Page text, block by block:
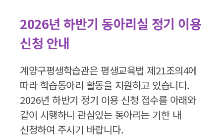
2026년 하반기 동아리실 정기 이용
신청 안내
계양구평생학습관은 평생교육법 제21조의4에
따라 학습동아리 활동을 지원하고 있습니다.
2026년 하반기 정기 이용 신청 접수를 아래와
같이 시행하니 관심있는 동아리는 기한 내
신청하여 주시기 바랍니다.